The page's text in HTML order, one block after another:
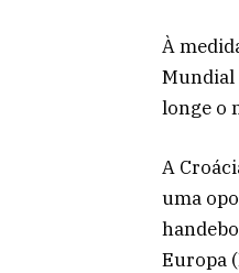
À
Mundial
longe o
A
uma
Europa